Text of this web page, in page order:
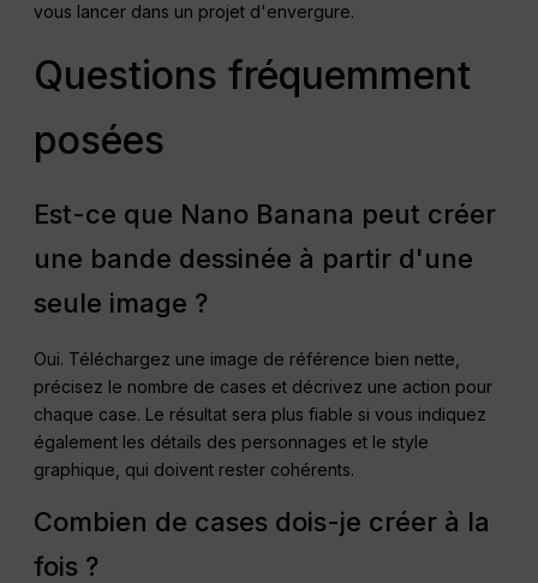
vous lancer dans un projet d'envergure.
Questions fréquemment
posées
Est-ce que Nano Banana peut créer
une bande dessinée à partir d'une
seule image ?
Oui. Téléchargez une image de référence bien nette,
précisez le nombre de cases et décrivez une action pour
chaque case. Le résultat sera plus fiable si vous indiquez
également les détails des personnages et le style
graphique, qui doivent rester cohérents.
Combien de cases dois-je créer à la
fois ?